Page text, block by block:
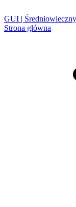
GUI |
Strona główna